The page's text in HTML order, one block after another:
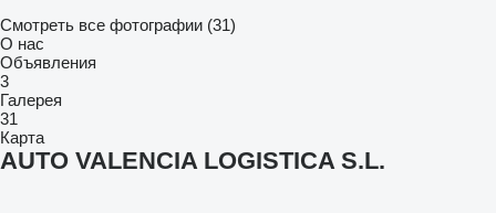
Смотреть все фотографии (31)
О нас
Объявления
3
Галерея
31
Карта
AUTO VALENCIA LOGISTICA S.L.